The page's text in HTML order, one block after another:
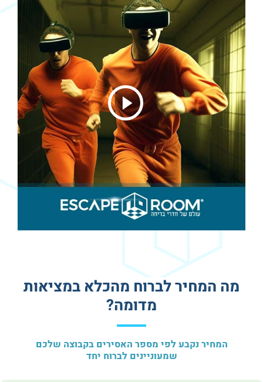
מה המחיר לברוח מהכלא במציאות
מדומה?
המחיר נקבע לפי מספר האסירים בקבוצה שלכם
שמעוניינים לברוח יחד